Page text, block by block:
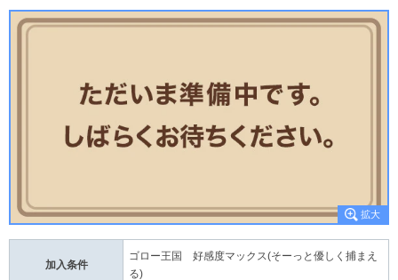
加入条件
ゴロー王国 好感度マックス(そーっと優しく捕まえ
る)